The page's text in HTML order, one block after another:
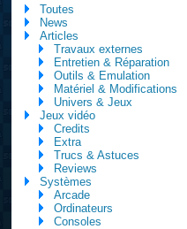
Toutes
News
Articles
Travaux externes
Entretien & Réparation
Outils & Emulation
Matériel & Modifications
Univers & Jeux
Jeux vidéo
Credits
Extra
Trucs & Astuces
Reviews
Systèmes
Arcade
Ordinateurs
Consoles